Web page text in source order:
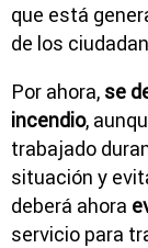
que está
de los
Por ahora, se
incendio,
trabajado
situación y
deberá ahora
servicio para